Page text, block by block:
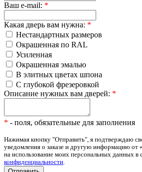
Ваш e-mail: *
Какая дверь вам нужна: *
Нестандартных размеров
Окрашенная по RAL
Усиленная
Окрашенная эмалью
В элитных цветах шпона
С глубокой фрезеровкой
Описание нужных вам дверей: *
* - поля, обязательные для заполнения
Нажимая кнопку "Отправить", я подтверждаю
уведомления о заказе и другую информацию от
на использование моих персональных данных в
конфиденциальности